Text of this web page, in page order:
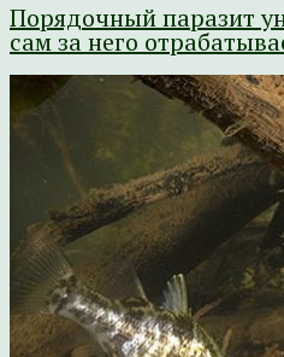
Порядочный паразит
сам за него